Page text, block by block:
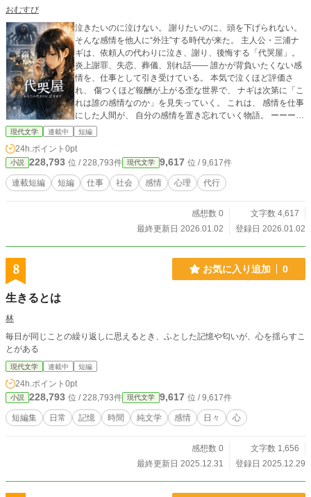
おむすび
泣きたいのに泣けない。 謝りたいのに、頭を下げられない。
そんな感情を他人に“外注”する時代が来た。 主人公・三浦ナ
ギは、依頼人の代わりに泣き、謝り、後悔する「代哭屋」。
炎上謝罪、失恋、葬儀、別れ話―― 誰かが背負いたくない感
情を、仕事として引き受けている。 本気で泣くほど評価さ
れ、 傷つくほど報酬が上がる歪な世界で、 ナギは次第に「こ
れは誰の感情なのか」を見失っていく。 これは、 感情を仕事
にした人間が、 自分の感情を置き忘れていく物語。 ーーー
本編全5話＋番外編１話の計６話完結の短編小説となります！
いいねいただけますと嬉しいです！
現代文学 連載中 短編
24h.ポイント 0pt
小説 228,793 位 / 228,793件 現代文学 9,617 位 / 9,617件
連載短編 短編 仕事 社会 感情 心理 代行
感想数 0
文字数 4,617
最終更新日 2026.01.02
登録日 2026.01.02
8 お気に入り追加 0
生きるとは
林
毎日が同じことの繰り返しに思えるとき、ふとした記憶や匂いが、心を揺らすこ
とがある
現代文学 連載中 短編
24h.ポイント 0pt
小説 228,793 位 / 228,793件 現代文学 9,617 位 / 9,617件
短編集 日常 記憶 時間 純文学 感情 日々 心
感想数 0
文字数 1,656
最終更新日 2025.12.31
登録日 2025.12.29